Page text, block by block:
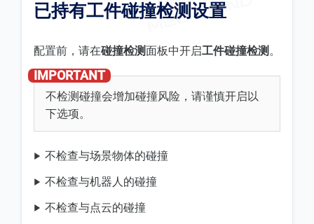
已持有工件碰撞检测设置
配置前，请在碰撞检测面板中开启工件碰撞检测 。
不检测碰撞会增加碰撞风险，请谨慎开启以
下选项。
不检查与场景物体的碰撞
不检查与机器人的碰撞
不检查与点云的碰撞